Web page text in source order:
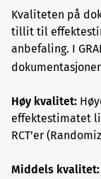
Kvaliteten på
tillit til
anbefaling. I
Høy kvalitet:
effektestimatet
RCT’er
Middels kvalitet: